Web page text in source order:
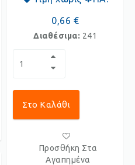
0,66 €
Διαθέσιμα: 241
Στο Καλάθι
Προσθήκη Στα
Αγαπημένα